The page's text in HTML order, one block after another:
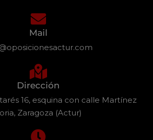
Mail
Dirección
16, esquina con calle Martínez
Zaragoza (Actur)